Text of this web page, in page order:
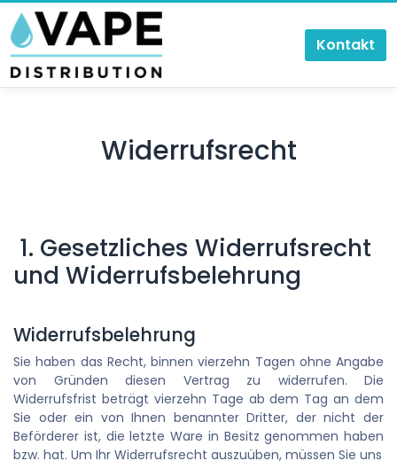
Zum Inhalt springen
Kontakt
Widerrufsrecht
1. Gesetzliches Widerrufsrecht
und Widerrufsbelehrung
Widerrufsbelehrung
Sie haben das Recht, binnen vierzehn Tagen ohne Angabe
von Gründen diesen Vertrag zu widerrufen. Die
Widerrufsfrist beträgt vierzehn Tage ab dem Tag an dem
Sie oder ein von Ihnen benannter Dritter, der nicht der
Beförderer ist, die letzte Ware in Besitz genommen haben
bzw. hat. Um Ihr Widerrufsrecht auszuüben, müssen Sie uns